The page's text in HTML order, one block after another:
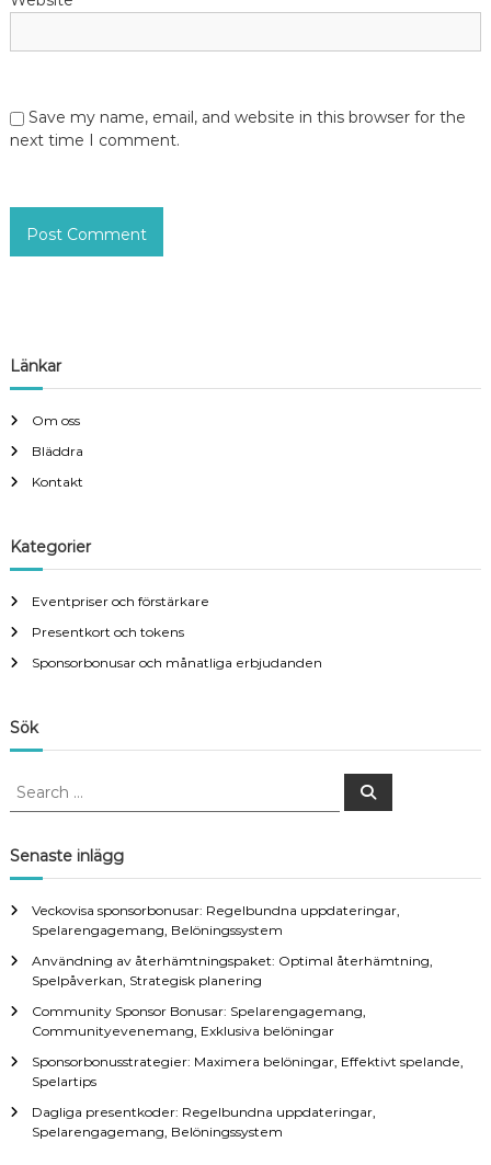
Save my name, email, and website in this browser for the
next time I comment.
Länkar
Om oss
Bläddra
Kontakt
Kategorier
Eventpriser och förstärkare
Presentkort och tokens
Sponsorbonusar och månatliga erbjudanden
Sök
S
r
c
f
r
S
Senaste inlägg
Veckovisa sponsorbonusar: Regelbundna uppdateringar,
Spelarengagemang, Belöningssystem
Användning av återhämtningspaket: Optimal återhämtning,
Spelpåverkan, Strategisk planering
Community Sponsor Bonusar: Spelarengagemang,
Communityevenemang, Exklusiva belöningar
Sponsorbonusstrategier: Maximera belöningar, Effektivt spelande,
Spelartips
Dagliga presentkoder: Regelbundna uppdateringar,
Spelarengagemang, Belöningssystem